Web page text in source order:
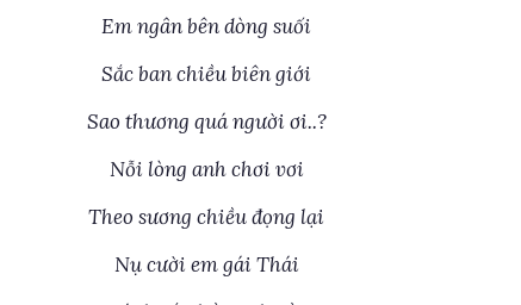
Em ngân bên dòng suối
Sắc ban chiều biên giới
Sao thương quá người ơi..?
Nỗi lòng anh chơi vơi
Theo sương chiều đọng lại
Nụ cười em gái Thái